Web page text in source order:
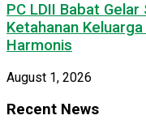
PC LDII Babat
Ketahanan
Harmonis
August 1, 2026
Recent News